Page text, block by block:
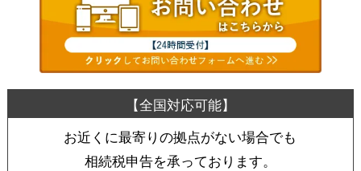
お近くに最寄りの拠点がない場合でも
相続税申告を承っております。